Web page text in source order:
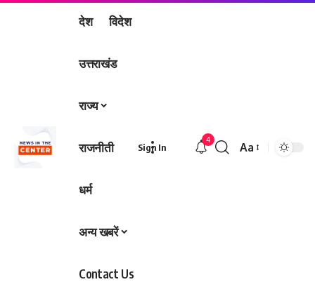
देश विदेश
उत्तराखंड
राज्य
राजनीती
धर्म
अन्य खबरें
Contact Us
Sign In
4
Font
Aa